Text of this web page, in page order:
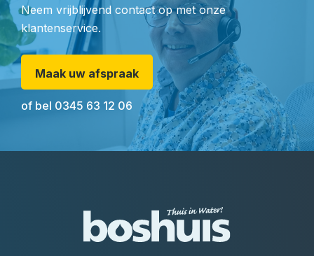
Neem vrijblijvend contact op met onze
klantenservice.
Maak uw afspraak
of bel 0345 63 12 06